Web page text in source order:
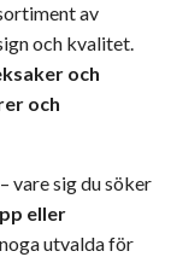
av
och kvalitet.
och
och
– vare sig du söker
eller
utvalda för